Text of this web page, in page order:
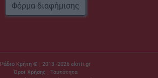
Φόρμα διαφήμισης
Ράδιο Κρήτη © | 2013 -2026 ekriti.gr
Όροι Χρήσης | Ταυτότητα